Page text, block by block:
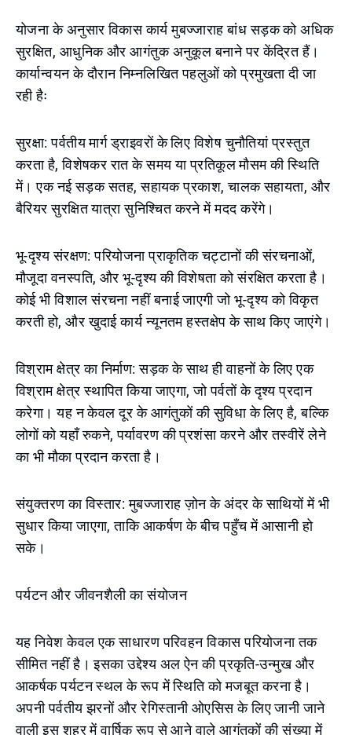
योजना के अनुसार विकास कार्य मुबज्जाराह बांध सड़क को अधिक
सुरक्षित, आधुनिक और आगंतुक अनुकूल बनाने पर केंद्रित हैं।
कार्यान्वयन के दौरान निम्नलिखित पहलुओं को प्रमुखता दी जा
रही हैः
सुरक्षा: पर्वतीय मार्ग ड्राइवरों के लिए विशेष चुनौतियां प्रस्तुत
करता है, विशेषकर रात के समय या प्रतिकूल मौसम की स्थिति
में। एक नई सड़क सतह, सहायक प्रकाश, चालक सहायता, और
बैरियर सुरक्षित यात्रा सुनिश्चित करने में मदद करेंगे।
भू-दृश्य संरक्षण: परियोजना प्राकृतिक चट्टानों की संरचनाओं,
मौजूदा वनस्पति, और भू-दृश्य की विशेषता को संरक्षित करता है।
कोई भी विशाल संरचना नहीं बनाई जाएगी जो भू-दृश्य को विकृत
करती हो, और खुदाई कार्य न्यूनतम हस्तक्षेप के साथ किए जाएंगे।
विश्राम क्षेत्र का निर्माण: सड़क के साथ ही वाहनों के लिए एक
विश्राम क्षेत्र स्थापित किया जाएगा, जो पर्वतों के दृश्य प्रदान
करेगा। यह न केवल दूर के आगंतुकों की सुविधा के लिए है, बल्कि
लोगों को यहाँ रुकने, पर्यावरण की प्रशंसा करने और तस्वीरें लेने
का भी मौका प्रदान करता है।
संयुक्तरण का विस्तार: मुबज्जाराह ज़ोन के अंदर के साथियों में भी
सुधार किया जाएगा, ताकि आकर्षण के बीच पहुँच में आसानी हो
सके।
पर्यटन और जीवनशैली का संयोजन
यह निवेश केवल एक साधारण परिवहन विकास परियोजना तक
सीमित नहीं है। इसका उद्देश्य अल ऐन की प्रकृति-उन्मुख और
आकर्षक पर्यटन स्थल के रूप में स्थिति को मजबूत करना है।
अपनी पर्वतीय झरनों और रेगिस्तानी ओएसिस के लिए जानी जाने
वाली इस शहर में वार्षिक रूप से आने वाले आगंतुकों की संख्या में